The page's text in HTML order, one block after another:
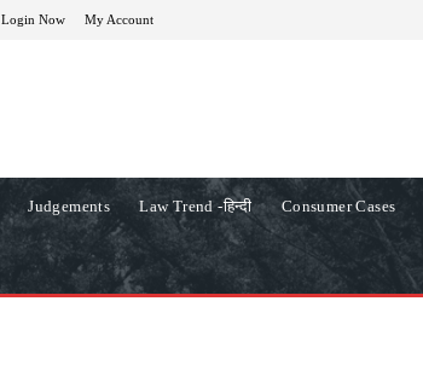
Login Now My Account
Judgements Law Trend -हिन्दी Consumer Cases